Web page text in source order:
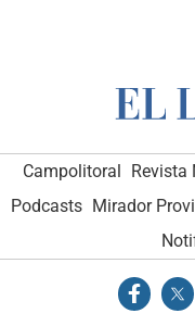
Campolitoral Revista
Podcasts Mirador